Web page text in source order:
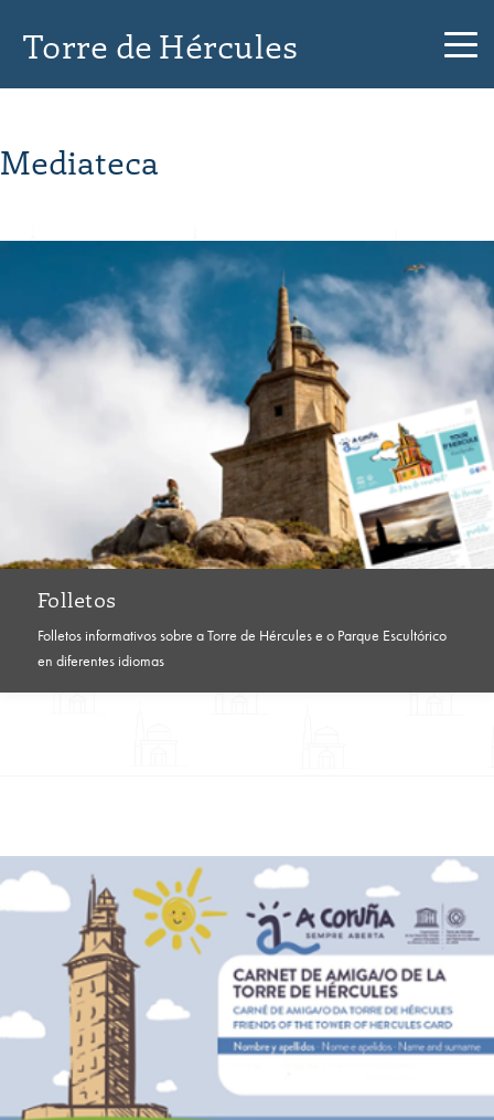
Torre de Hércules
Mediateca
Folletos
Folletos informativos sobre a Torre de Hércules e o Parque Escultórico
en diferentes idiomas